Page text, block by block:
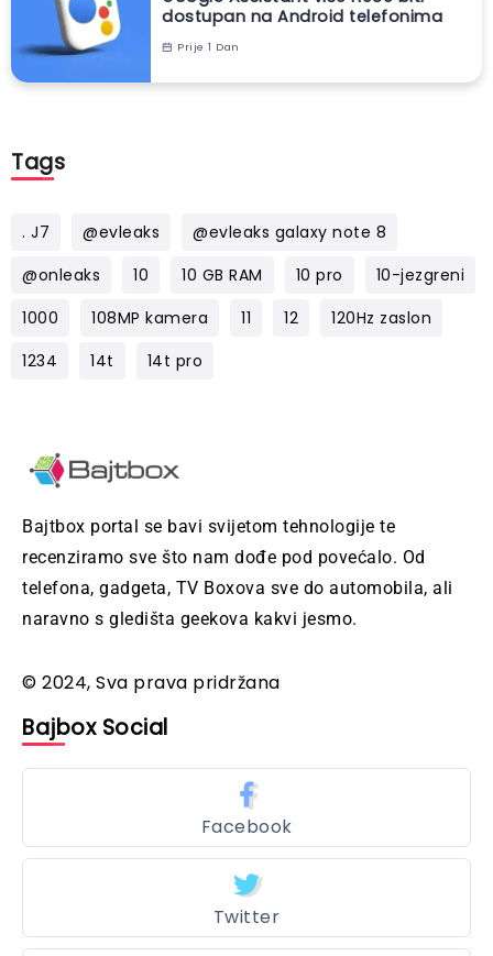
dostupan na Android telefonima
Prije 1 Dan
Tags
. J7 @evleaks
@evleaks galaxy note 8
@onleaks
10 10 GB RAM 10 pro
10-jezgreni
1000
108MP kamera 11 12
120Hz zaslon
1234
14t 14t pro
Bajtbox portal se bavi svijetom tehnologije te
recenziramo sve što nam dođe pod povećalo. Od
telefona, gadgeta, TV Boxova sve do automobila, ali
naravno s gledišta geekova kakvi jesmo.
© 2024, Sva prava pridržana
Bajbox Social
Facebook
Twitter